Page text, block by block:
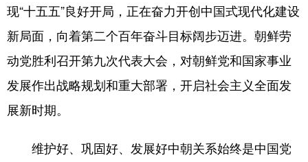
现“十五五”良好开局，正在奋力开创中国式现代化建设
新局面，向着第二个百年奋斗目标阔步迈进。朝鲜劳
动党胜利召开第九次代表大会，对朝鲜党和国家事业
发展作出战略规划和重大部署，开启社会主义全面发
展新时期。
维护好、巩固好、发展好中朝关系始终是中国党